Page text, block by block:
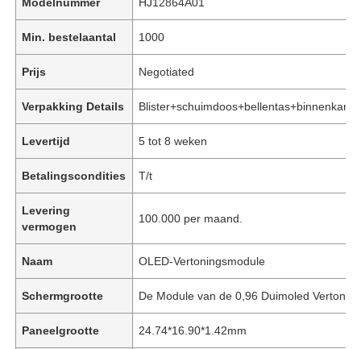
Min. bestelaantal 1000
Prijs Negotiated
Verpakking Details
Levertijd 5 tot 8 weken
Betalingscondities T/t
Levering
vermogen
100.000 per maand.
Naam OLED-Vertoningsmodule
Schermgrootte De Module van de 0,96 Duimoled Vertoning
Paneelgrootte 24.74*16.90*1.42mm